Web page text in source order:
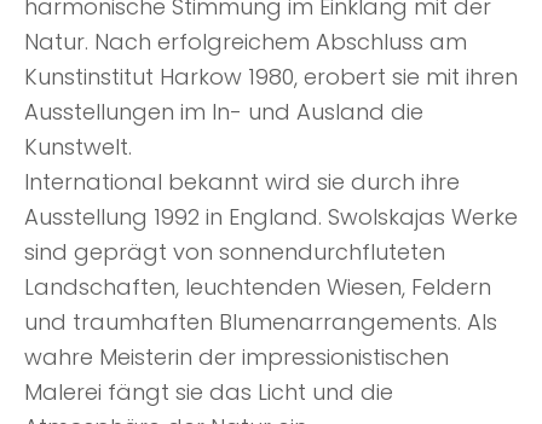
harmonische Stimmung im Einklang mit der
Natur. Nach erfolgreichem Abschluss am
Kunstinstitut Harkow 1980, erobert sie mit ihren
Ausstellungen im In- und Ausland die
Kunstwelt.
International bekannt wird sie durch ihre
Ausstellung 1992 in England. Swolskajas Werke
sind geprägt von sonnendurchfluteten
Landschaften, leuchtenden Wiesen, Feldern
und traumhaften Blumenarrangements. Als
wahre Meisterin der impressionistischen
Malerei fängt sie das Licht und die